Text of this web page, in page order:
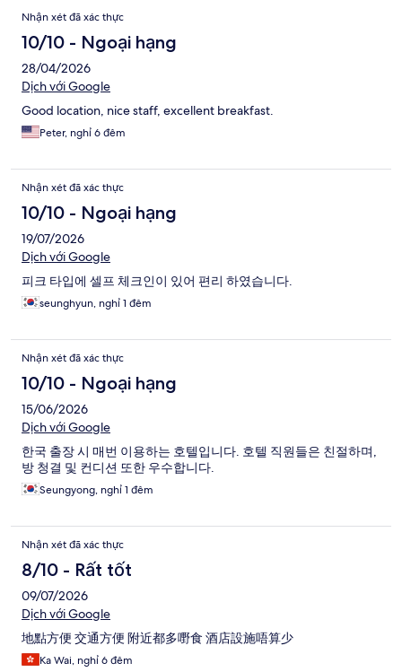
Nhận xét đã xác thực
10/10 - Ngoại hạng
28/04/2026
Dịch với Google
Good location, nice staff, excellent breakfast.
Peter, nghỉ 6 đêm
Nhận xét đã xác thực
10/10 - Ngoại hạng
19/07/2026
Dịch với Google
피크 타입에 셀프 체크인이 있어 편리 하였습니다.
seunghyun, nghỉ 1 đêm
Nhận xét đã xác thực
10/10 - Ngoại hạng
15/06/2026
Dịch với Google
한국 출장 시 매번 이용하는 호텔입니다. 호텔 직원들은 친절하며,
방 청결 및 컨디션 또한 우수합니다.
Seungyong, nghỉ 1 đêm
Nhận xét đã xác thực
8/10 - Rất tốt
09/07/2026
Dịch với Google
地點方便 交通方便 附近都多嘢食 酒店設施唔算少
Ka Wai, nghỉ 6 đêm